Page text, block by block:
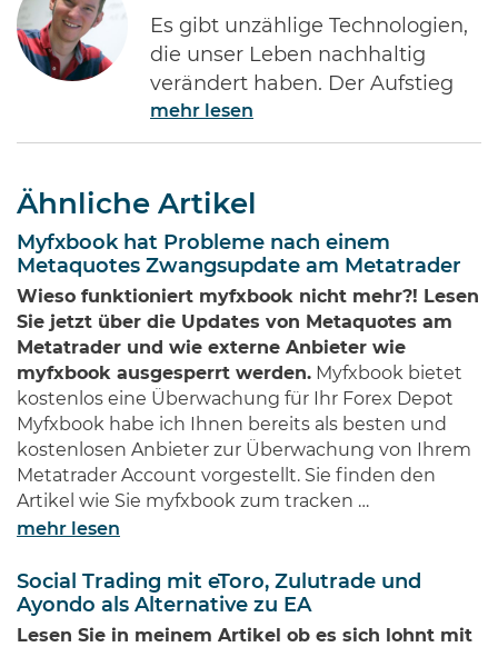
Es gibt unzählige Technologien,
die unser Leben nachhaltig
verändert haben. Der Aufstieg
des Internets gehört ohne Frage
zu den Bedeutendsten. Namen
Bill Gates von Microsoft dürften
jedem Investor geläufig sein.
Diese Männer haben Imperien
erschaffen und gleichzeitig
Millionen von Anlegern auf der
ganzen Welt …
mehr lesen
Ähnliche Artikel
Myfxbook hat Probleme nach einem
Metaquotes Zwangsupdate am Metatrader
Wieso funktioniert myfxbook nicht mehr?! Lesen
Sie jetzt über die Updates von Metaquotes am
Metatrader und wie externe Anbieter wie
myfxbook ausgesperrt werden. Myfxbook bietet
kostenlos eine Überwachung für Ihr Forex Depot
Myfxbook habe ich Ihnen bereits als besten und
kostenlosen Anbieter zur Überwachung von Ihrem
Metatrader Account vorgestellt. Sie finden den
Artikel wie Sie myfxbook zum tracken …
mehr lesen
Social Trading mit eToro, Zulutrade und
Ayondo als Alternative zu EA
Lesen Sie in meinem Artikel ob es sich lohnt mit